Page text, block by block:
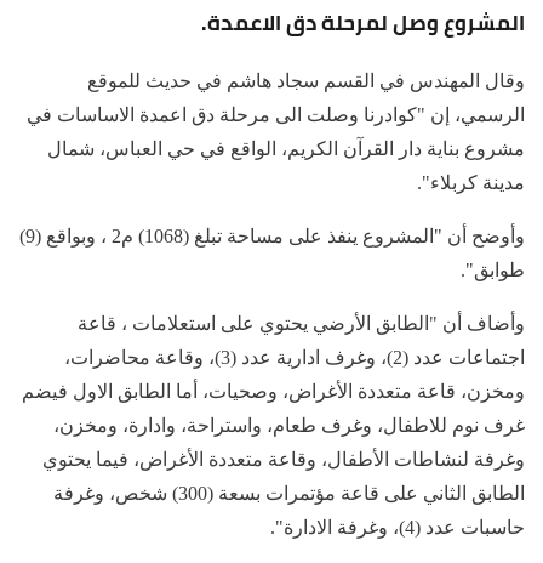
المشروع وصل لمرحلة دق الاعمدة.
وقال المهندس في القسم سجاد هاشم في حديث للموقع
الرسمي، إن "كوادرنا وصلت الى مرحلة دق اعمدة الاساسات في
مشروع بناية دار القرآن الكريم، الواقع في حي العباس، شمال
مدينة كربلاء".
وأوضح أن "المشروع ينفذ على مساحة تبلغ (1068) م2 ، وبواقع (9)
طوابق".
وأضاف أن "الطابق الأرضي يحتوي على استعلامات ، قاعة
اجتماعات عدد (2)، وغرف ادارية عدد (3)، وقاعة محاضرات،
ومخزن، قاعة متعددة الأغراض، وصحيات، أما الطابق الاول فيضم
غرف نوم للاطفال، وغرف طعام، واستراحة، وادارة، ومخزن،
وغرفة لنشاطات الأطفال، وقاعة متعددة الأغراض، فيما يحتوي
الطابق الثاني على قاعة مؤتمرات بسعة (300) شخص، وغرفة
حاسبات عدد (4)، وغرفة الادارة".